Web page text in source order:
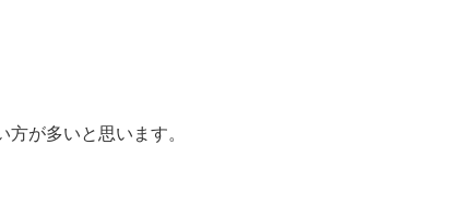
が多いと思います。